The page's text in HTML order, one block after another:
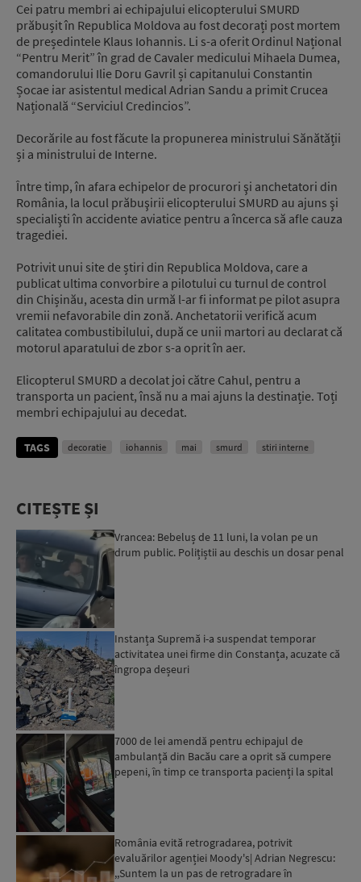
Cei patru membri ai echipajului elicopterului SMURD
prăbușit în Republica Moldova au fost decorați post mortem
de președintele Klaus Iohannis. Li s-a oferit Ordinul Național
“Pentru Merit” în grad de Cavaler medicului Mihaela Dumea,
comandorului Ilie Doru Gavril și capitanului Constantin
Șocae iar asistentul medical Adrian Sandu a primit Crucea
Națională “Serviciul Credincios”.
Decorările au fost făcute la propunerea ministrului Sănătății
și a ministrului de Interne.
Între timp, în afara echipelor de procurori şi anchetatori din
România, la locul prăbuşirii elicopterului SMURD au ajuns şi
specialişti în accidente aviatice pentru a încerca să afle cauza
tragediei.
Potrivit unui site de știri din Republica Moldova, care a
publicat ultima convorbire a pilotului cu turnul de control
din Chișinău, acesta din urmă l-ar fi informat pe pilot asupra
vremii nefavorabile din zonă. Anchetatorii verifică acum
calitatea combustibilului, după ce unii martori au declarat că
motorul aparatului de zbor s-a oprit în aer.
Elicopterul SMURD a decolat joi către Cahul, pentru a
transporta un pacient, însă nu a mai ajuns la destinație. Toți
membri echipajului au decedat.
TAGS decoratie iohannis mai smurd stiri interne
CITEȘTE ȘI
Vrancea: Bebeluș de 11 luni, la volan pe un
drum public. Polițiștii au deschis un dosar penal
Instanța Supremă i-a suspendat temporar
activitatea unei firme din Constanța, acuzate că
îngropa deșeuri
7000 de lei amendă pentru echipajul de
ambulanță din Bacău care a oprit să cumpere
pepeni, în timp ce transporta pacienți la spital
România evită retrogradarea, potrivit
evaluărilor agenției Moody's| Adrian Negrescu:
,,Suntem la un pas de retrogradare în